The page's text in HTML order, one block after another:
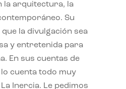
la arquitectura, la
Su
la divulgación sea
y entretenida para
En sus cuentas de
cuenta todo muy
Inercia. Le pedimos